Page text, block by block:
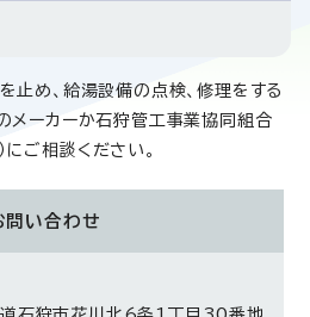
止め、給湯設備の点検、修理をする
メーカーか石狩管工事業協同組合
ご相談ください。
問い合わせ